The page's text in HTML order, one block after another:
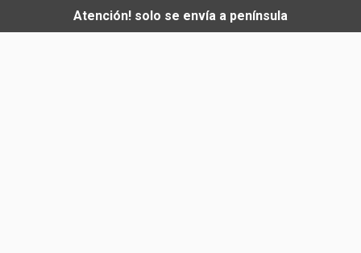
Atención! solo se envía a península